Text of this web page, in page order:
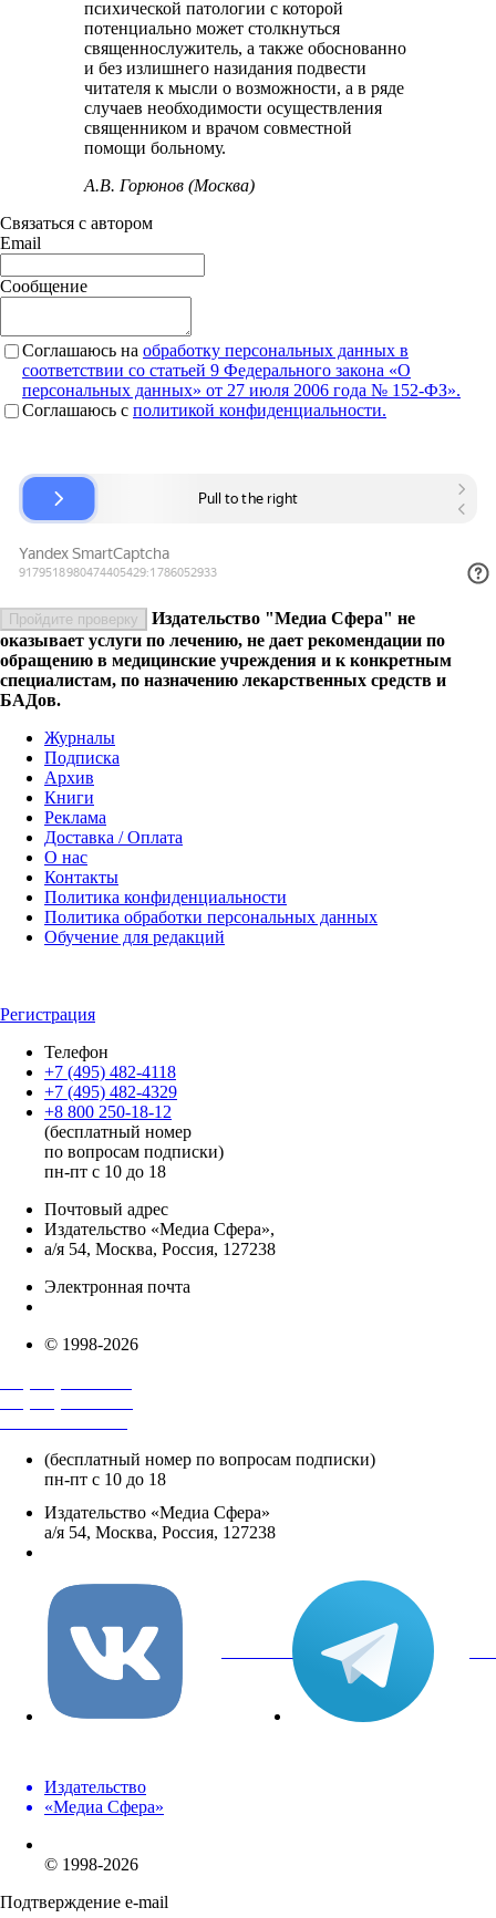
психической патологии с которой
потенциально может столкнуться
священнослужитель, а также обоснованно
и без излишнего назидания подвести
читателя к мысли о возможности, а в ряде
случаев необходимости осуществления
священником и врачом совместной
помощи больному.
А.В. Горюнов (Москва)
Связаться с автором
Email
Сообщение
Соглашаюсь на обработку персональных данных в
соответствии со статьей 9 Федерального закона «О
персональных данных» от 27 июля 2006 года № 152-ФЗ».
Соглашаюсь c политикой конфиденциальности.
Пройдите проверку
Издательство "Медиа Сфера" не
оказывает услуги по лечению, не дает рекомендации по
обращению в медицинские учреждения и к конкретным
специалистам, по назначению лекарственных средств и
БАДов.
Журналы
Подписка
Архив
Книги
Реклама
Доставка / Оплата
О нас
Контакты
Политика конфиденциальности
Политика обработки персональных данных
Обучение для редакций
Регистрация
Телефон
+7 (495) 482-4118
+7 (495) 482-4329
+8 800 250-18-12
(бесплатный номер
по вопросам подписки)
пн-пт с 10 до 18
Почтовый адрес
Издательство «Медиа Сфера»,
а/я 54, Москва, Россия, 127238
Электронная почта
© 1998-2026
(бесплатный номер по вопросам подписки)
пн-пт с 10 до 18
Издательство «Медиа Сфера»
а/я 54, Москва, Россия, 127238
вКонтакте
Издательство
«Медиа Сфера»
© 1998-2026
Подтверждение e-mail